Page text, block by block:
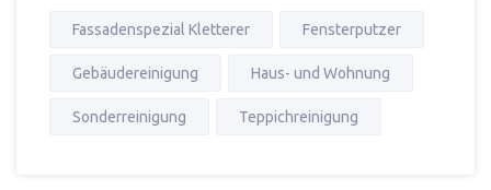
Fassadenspezial Kletterer Fensterputzer
Gebäudereinigung Haus- und Wohnung
Sonderreinigung Teppichreinigung